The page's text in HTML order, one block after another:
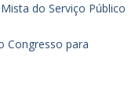
do Serviço Público
Congresso para